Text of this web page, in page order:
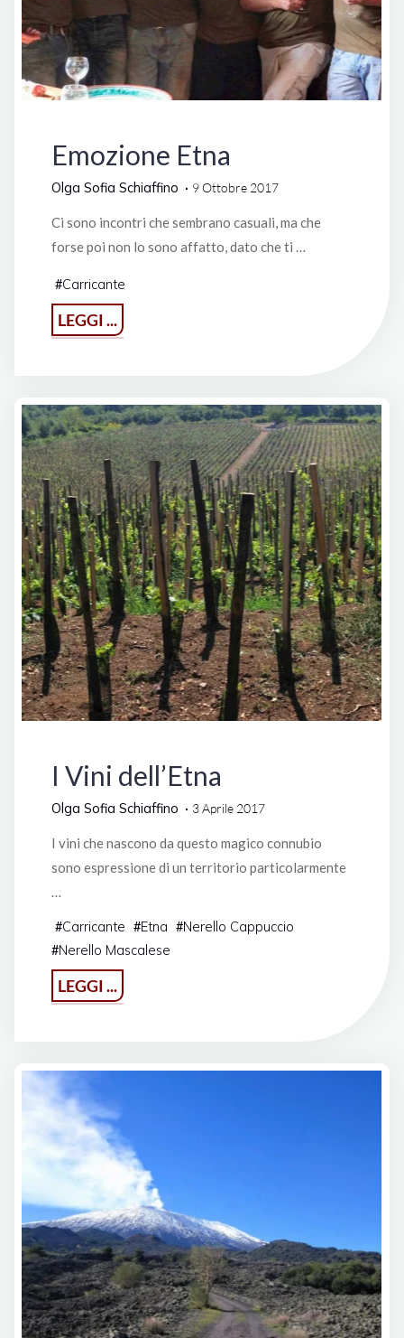
Emozione Etna
Olga Sofia Schiaffino 9 Ottobre 2017
Ci sono incontri che sembrano casuali, ma che
forse poi non lo sono affatto, dato che ti …
#Carricante
LEGGI ...
Etna"
I Vini dell’Etna
Olga Sofia Schiaffino 3 Aprile 2017
I vini che nascono da questo magico connubio
sono espressione di un territorio particolarmente
…
#Carricante #Etna #Nerello Cappuccio
#Nerello Mascalese
LEGGI ...
Vini